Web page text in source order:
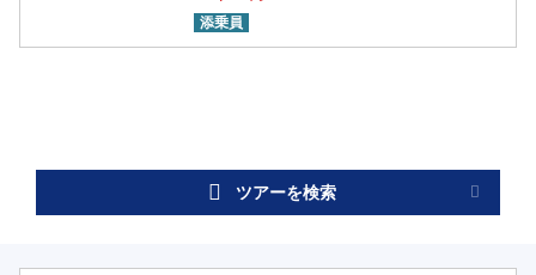
添乗員
ツアーを検索